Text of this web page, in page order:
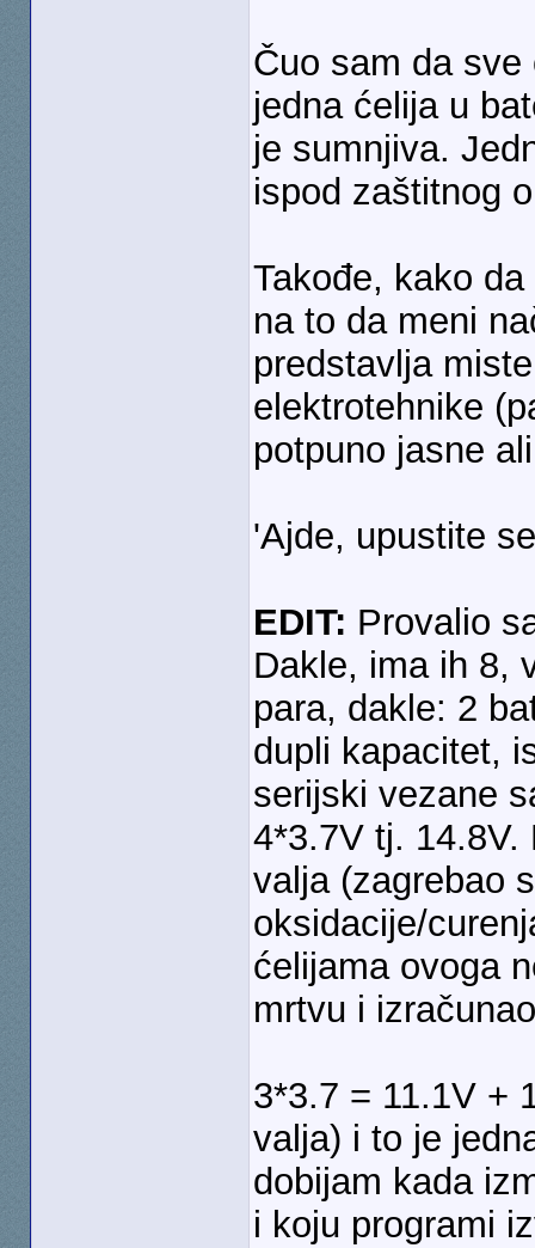
Čuo sam da
jedna ćelija u
je sumnjiva.
ispod zaštitnog
Takođe, kako
na to da meni
predstavlja
elektrotehnike
potpuno jasne
'Ajde, upustite
EDIT: Provalio
Dakle, ima ih 8,
para, dakle: 2
dupli kapacitet,
serijski vezane
4*3.7V tj.
valja (zagrebao
oksidacije/
ćelijama ovoga
mrtvu i
3*3.7 = 11.1V +
valja) i to je
dobijam kada
i koju programi